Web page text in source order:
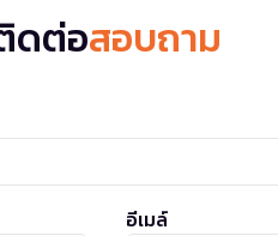
ดต่อสอบถาม
อีเมล์